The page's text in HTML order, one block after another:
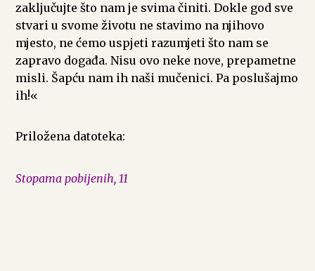
zaključujte što nam je svima činiti. Dokle god sve
stvari u svome životu ne stavimo na njihovo
mjesto, ne ćemo uspjeti razumjeti što nam se
zapravo događa. Nisu ovo neke nove, prepametne
misli. Šapću nam ih naši mučenici. Pa poslušajmo
ih!«
Priložena datoteka:
Stopama pobijenih, 11